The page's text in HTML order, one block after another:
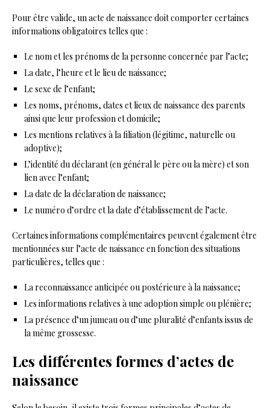
Pour être valide, un acte de naissance doit comporter certaines
informations obligatoires telles que :
Le nom et les prénoms de la personne concernée par l’acte;
La date, l’heure et le lieu de naissance;
Le sexe de l’enfant;
Les noms, prénoms, dates et lieux de naissance des parents
ainsi que leur profession et domicile;
Les mentions relatives à la filiation (légitime, naturelle ou
adoptive);
L’identité du déclarant (en général le père ou la mère) et son
lien avec l’enfant;
La date de la déclaration de naissance;
Le numéro d’ordre et la date d’établissement de l’acte.
Certaines informations complémentaires peuvent également être
mentionnées sur l’acte de naissance en fonction des situations
particulières, telles que :
La reconnaissance anticipée ou postérieure à la naissance;
Les informations relatives à une adoption simple ou plénière;
La présence d’un jumeau ou d’une pluralité d’enfants issus de
la même grossesse.
Les différentes formes d’actes de
naissance